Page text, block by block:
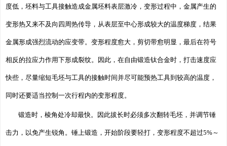
度低，坯料与工具接触造成金属坯料表层激冷，变形过程中，金属产生的
变形热又来不及向四周热传导，从表层至中心形成较大的温度梯度，结果
金属形成强烈流动的应变带。变形程度愈大，剪切带愈明显，最后在符号
相反的拉应力作用下形成裂纹。因此，在自由锻造钛合金时，打击速度应
快些，尽量缩短毛坯与工具的接触时间并尽可能预热工具到较高的温度，
同时还要适当控制一次行程内的变形程度。
锻造时，棱角处冷却最快。因此拔长时必须多次翻转毛坯，并调节锤
击力，以免产生锐角。锤上锻造，开始阶段要轻打，变形程度不超过5%～